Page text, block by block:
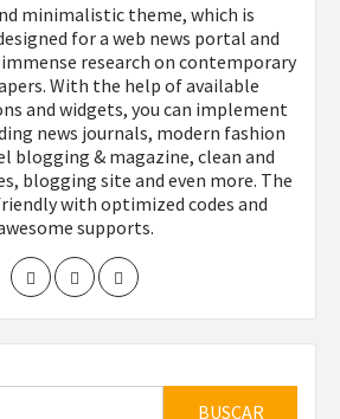
minimalistic theme, which is
for a web news portal and
research on contemporary
With the help of available
and widgets, you can implement
news journals, modern fashion
blogging & magazine, clean and
blogging site and even more. The
with optimized codes and
supports.